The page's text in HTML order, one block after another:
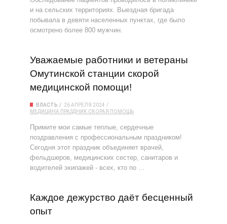
и на сельских территориях. Выездная бригада
побывала в девяти населенных пунктах, где было
осмотрено более 800 мужчин.
Уважаемые работники и ветераны
Омутинской станции скорой
медицинской помощи!
ВЛАСТЬ
26 АПРЕЛЯ 2024
МЕДИЦИНА ПРАЗДНИК СКОРАЯ ПОМОЩЬ
Примите мои самые теплые, сердечные
поздравления с профессиональным праздником!
Сегодня этот праздник объединяет врачей,
фельдшеров, медицинских сестер, санитаров и
водителей экипажей - всех, кто по …
Каждое дежурство даёт бесценный
опыт